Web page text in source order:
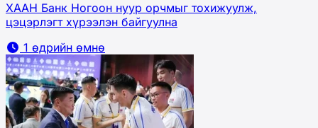
ХААН Банк Ногоон нуур орчмыг тохижуулж,
цэцэрлэгт хүрээлэн байгуулна
1 өдрийн өмнө